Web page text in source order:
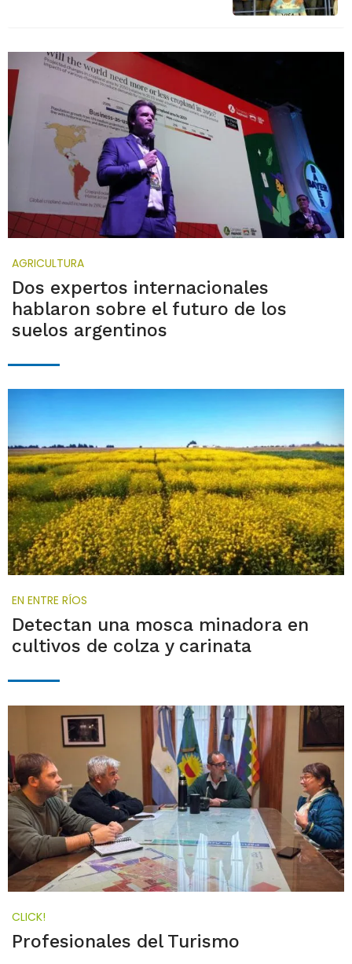
AGRICULTURA
Dos expertos internacionales
hablaron sobre el futuro de los
suelos argentinos
EN ENTRE RÍOS
Detectan una mosca minadora en
cultivos de colza y carinata
CLICK!
Profesionales del Turismo